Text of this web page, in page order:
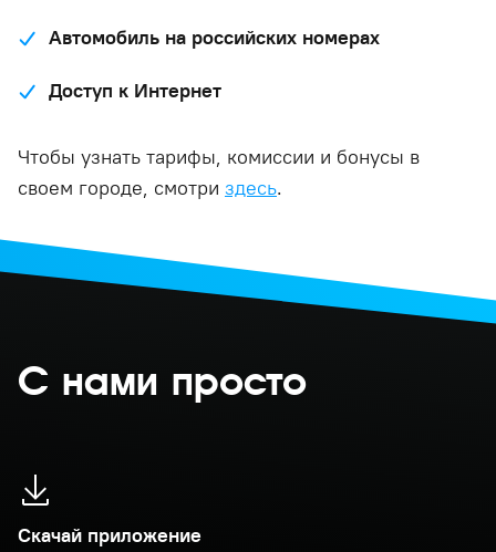
Автомобиль на российских номерах
Доступ к Интернет
Чтобы узнать тарифы, комиссии и бонусы в
своем городе, смотри здесь.
С нами просто
Скачай приложение